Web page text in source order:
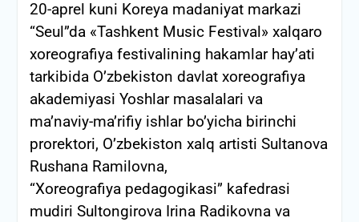
20-aprel kuni Koreya madaniyat markazi
“Seul”da «Tashkent Music Festival» xalqaro
xoreografiya festivalining hakamlar hay’ati
tarkibida O’zbekiston davlat xoreografiya
akademiyasi Yoshlar masalalari va
ma’naviy-ma’rifiy ishlar bo’yicha birinchi
prorektori, O’zbekiston xalq artisti Sultanova
Rushana Ramilovna,
“Xoreografiya pedagogikasi” kafedrasi
mudiri Sultongirova Irina Radikovna va